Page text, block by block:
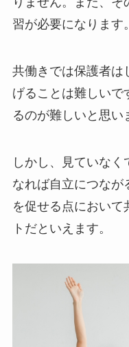
習が必要になります。
共働きでは保護者は
げることは難しいで
るのが難しいと思い
しかし、見ていな
なれば自立につなが
を促せる点において
トだといえます。